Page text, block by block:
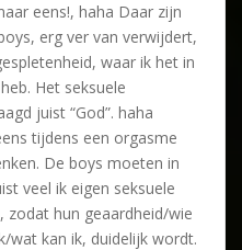
eens!, haha Daar zijn
erg ver van verwijdert,
waar ik het in
Het seksuele
juist “God”. haha
tijdens een orgasme
De boys moeten in
veel ik eigen seksuele
zodat hun geaardheid/wie
wat kan ik, duidelijk wordt.